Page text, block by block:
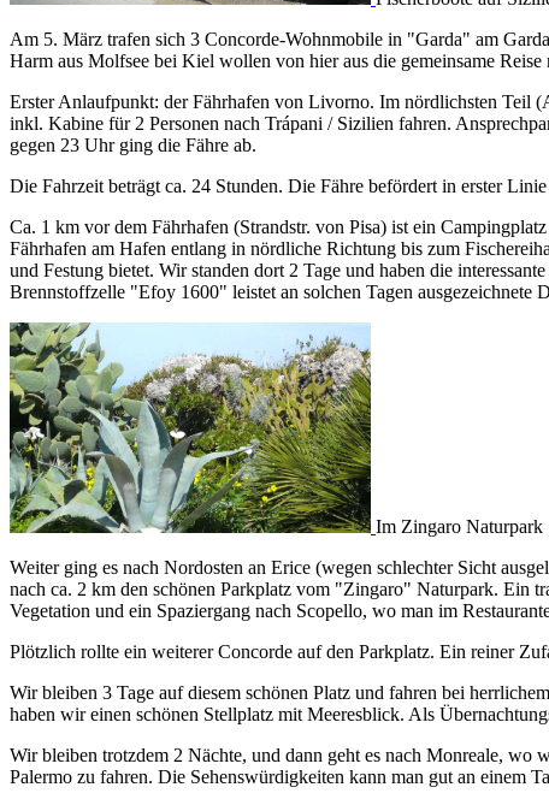
Am 5. März trafen sich 3 Concorde-Wohnmobile in "Garda" am
Harm aus Molfsee bei Kiel wollen von hier aus die gemeinsame Reise
Erster Anlaufpunkt: der Fährhafen von Livorno. Im nördlichsten Teil
inkl. Kabine für 2 Personen nach Trápani / Sizilien fahren.
gegen 23 Uhr ging die Fähre ab.
Die Fahrzeit beträgt ca. 24 Stunden. Die Fähre befördert in erster
Ca. 1 km vor dem Fährhafen (Strandstr. von Pisa) ist ein
Fährhafen am Hafen entlang in nördliche Richtung bis zum
und Festung bietet. Wir standen dort 2 Tage und haben die
Brennstoffzelle "Efoy 1600" leistet an solchen Tagen ausgezeichnete
Im Zingaro Naturpark
Weiter ging es nach Nordosten an Erice (wegen schlechter Sicht
nach ca. 2 km den schönen Parkplatz vom "Zingaro" Naturpark. Ein
Vegetation und ein Spaziergang nach Scopello, wo man im
Plötzlich rollte ein weiterer Concorde auf den Parkplatz. Ein reiner
Wir bleiben 3 Tage auf diesem schönen Platz und fahren bei
haben wir einen schönen Stellplatz mit Meeresblick. Als
Wir bleiben trotzdem 2 Nächte, und dann geht es nach Monreale, wo
Palermo zu fahren. Die Sehenswürdigkeiten kann man gut an einem